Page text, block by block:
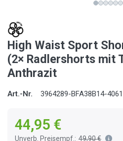
High Waist Sport
(2× Radlershorts mit
Anthrazit
Art.-Nr. 3964289-BFA38B14-
44,95 €
Unverb. Preisempf.: 49,90 €